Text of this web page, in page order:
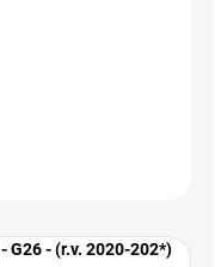
G26 - (r.v. 2020-202*)